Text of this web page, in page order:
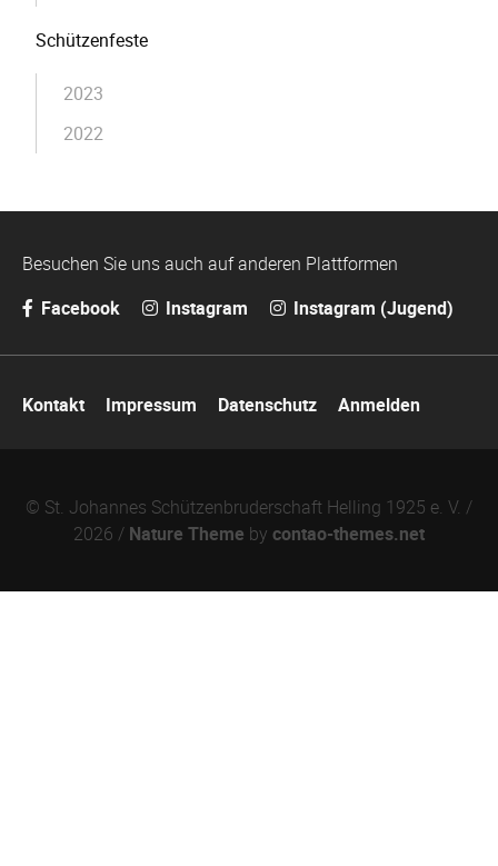
Schützenfeste
2023
2022
Besuchen Sie uns auch auf anderen Plattformen
Facebook
Instagram Instagram (Jugend)
überspringen
Kontakt Impressum Datenschutz Anmelden
© St. Johannes Schützenbruderschaft Helling 1925 e. V. /
2026 / Nature Theme by contao-themes.net